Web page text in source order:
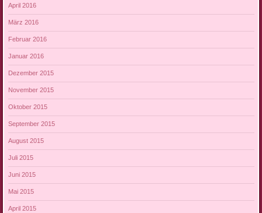
April 2016
März 2016
Februar 2016
Januar 2016
Dezember 2015
November 2015
Oktober 2015
September 2015
August 2015
Juli 2015
Juni 2015
Mai 2015
April 2015